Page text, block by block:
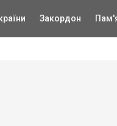
Закордон